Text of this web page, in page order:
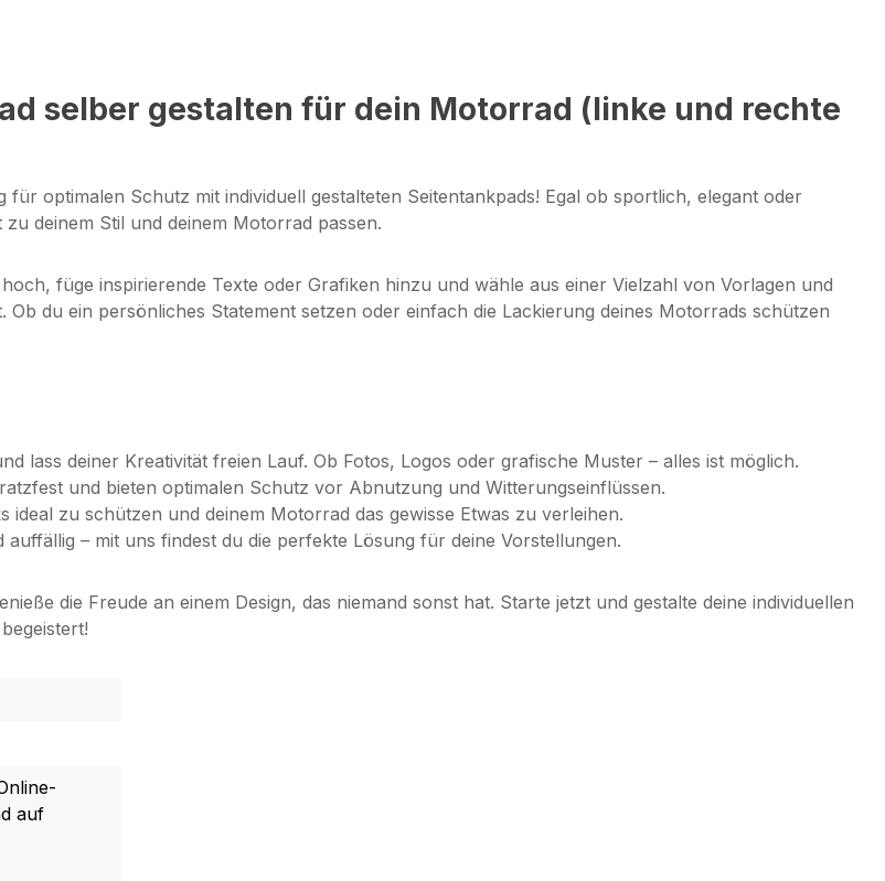
selber gestalten für dein Motorrad (linke und rechte
optimalen Schutz mit individuell gestalteten Seitentankpads! Egal ob sportlich, elegant oder
deinem Stil und deinem Motorrad passen.
füge inspirierende Texte oder Grafiken hinzu und wähle aus einer Vielzahl von Vorlagen und
du ein persönliches Statement setzen oder einfach die Lackierung deines Motorrads schützen
lass deiner Kreativität freien Lauf. Ob Fotos, Logos oder grafische Muster – alles ist möglich.
und bieten optimalen Schutz vor Abnutzung und Witterungseinflüssen.
ideal zu schützen und deinem Motorrad das gewisse Etwas zu verleihen.
– mit uns findest du die perfekte Lösung für deine Vorstellungen.
die Freude an einem Design, das niemand sonst hat. Starte jetzt und gestalte deine individuellen
auf